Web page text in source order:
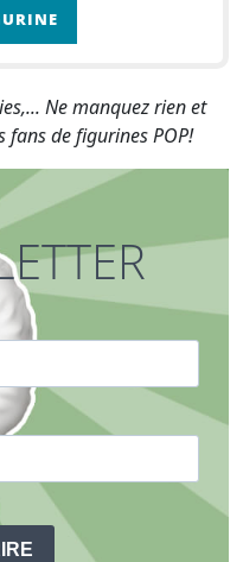
Ne manquez rien et
de figurines POP!